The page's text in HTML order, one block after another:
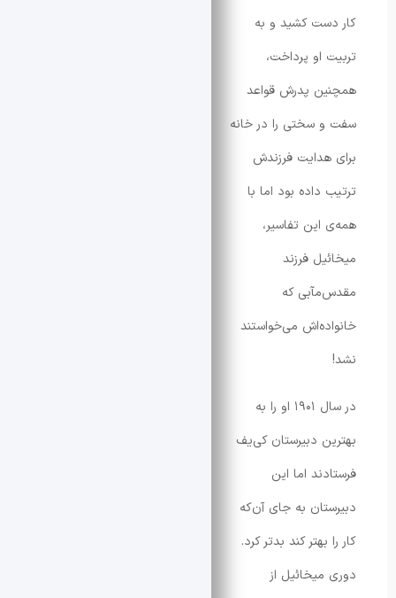
کشید و به
او پرداخت،
پدرش قواعد
سختی را در خانه
فرزندش
داده بود اما با
تفاسیر،
فرزند
که
می‌خواستند
در سال ۱۹۰۱ او را به
دبیرستان کی‌یف
اما این
به جای آن‌که
بهتر کند بدتر کرد.
از